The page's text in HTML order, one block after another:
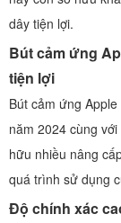
dây tiện lợi.
Bút cảm ứng
tiện lợi
Bút cảm ứng
năm 2024 cùng
hữu nhiều nâng
quá trình sử dụng
Độ chính xác